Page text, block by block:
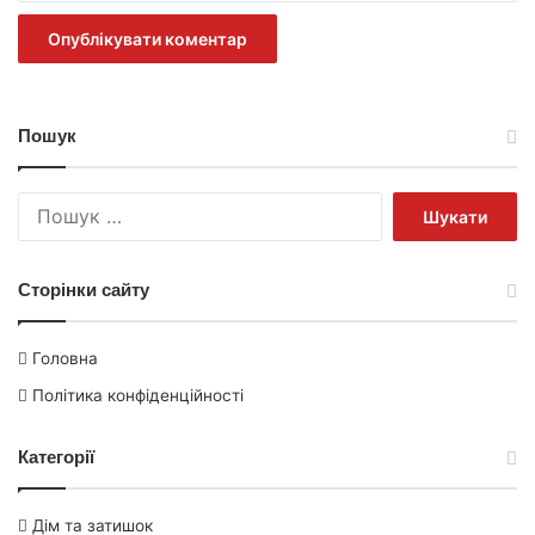
Пошук
Сторінки сайту
Головна
Політика конфіденційності
Категорії
Дім та затишок